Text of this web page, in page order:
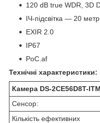
120 dB true WDR, 3D
ІЧ-підсвітка — 20
EXIR 2.0
IP67
PoC.af
Технічні характеристики:
Камера DS-2CE56D8T-
Сенсор:
Кількість ефективних